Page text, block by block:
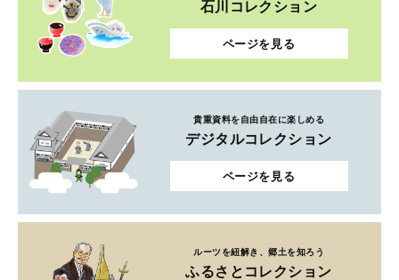
石川コレクション
ページを見る
貴重資料を自由自在に楽しめる
デジタルコレクション
ページを見る
ルーツを紐解き、郷土を知ろう
ふるさとコレクション